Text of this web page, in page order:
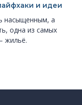
и идеи
насыщенным, а
одна из самых
жильё.